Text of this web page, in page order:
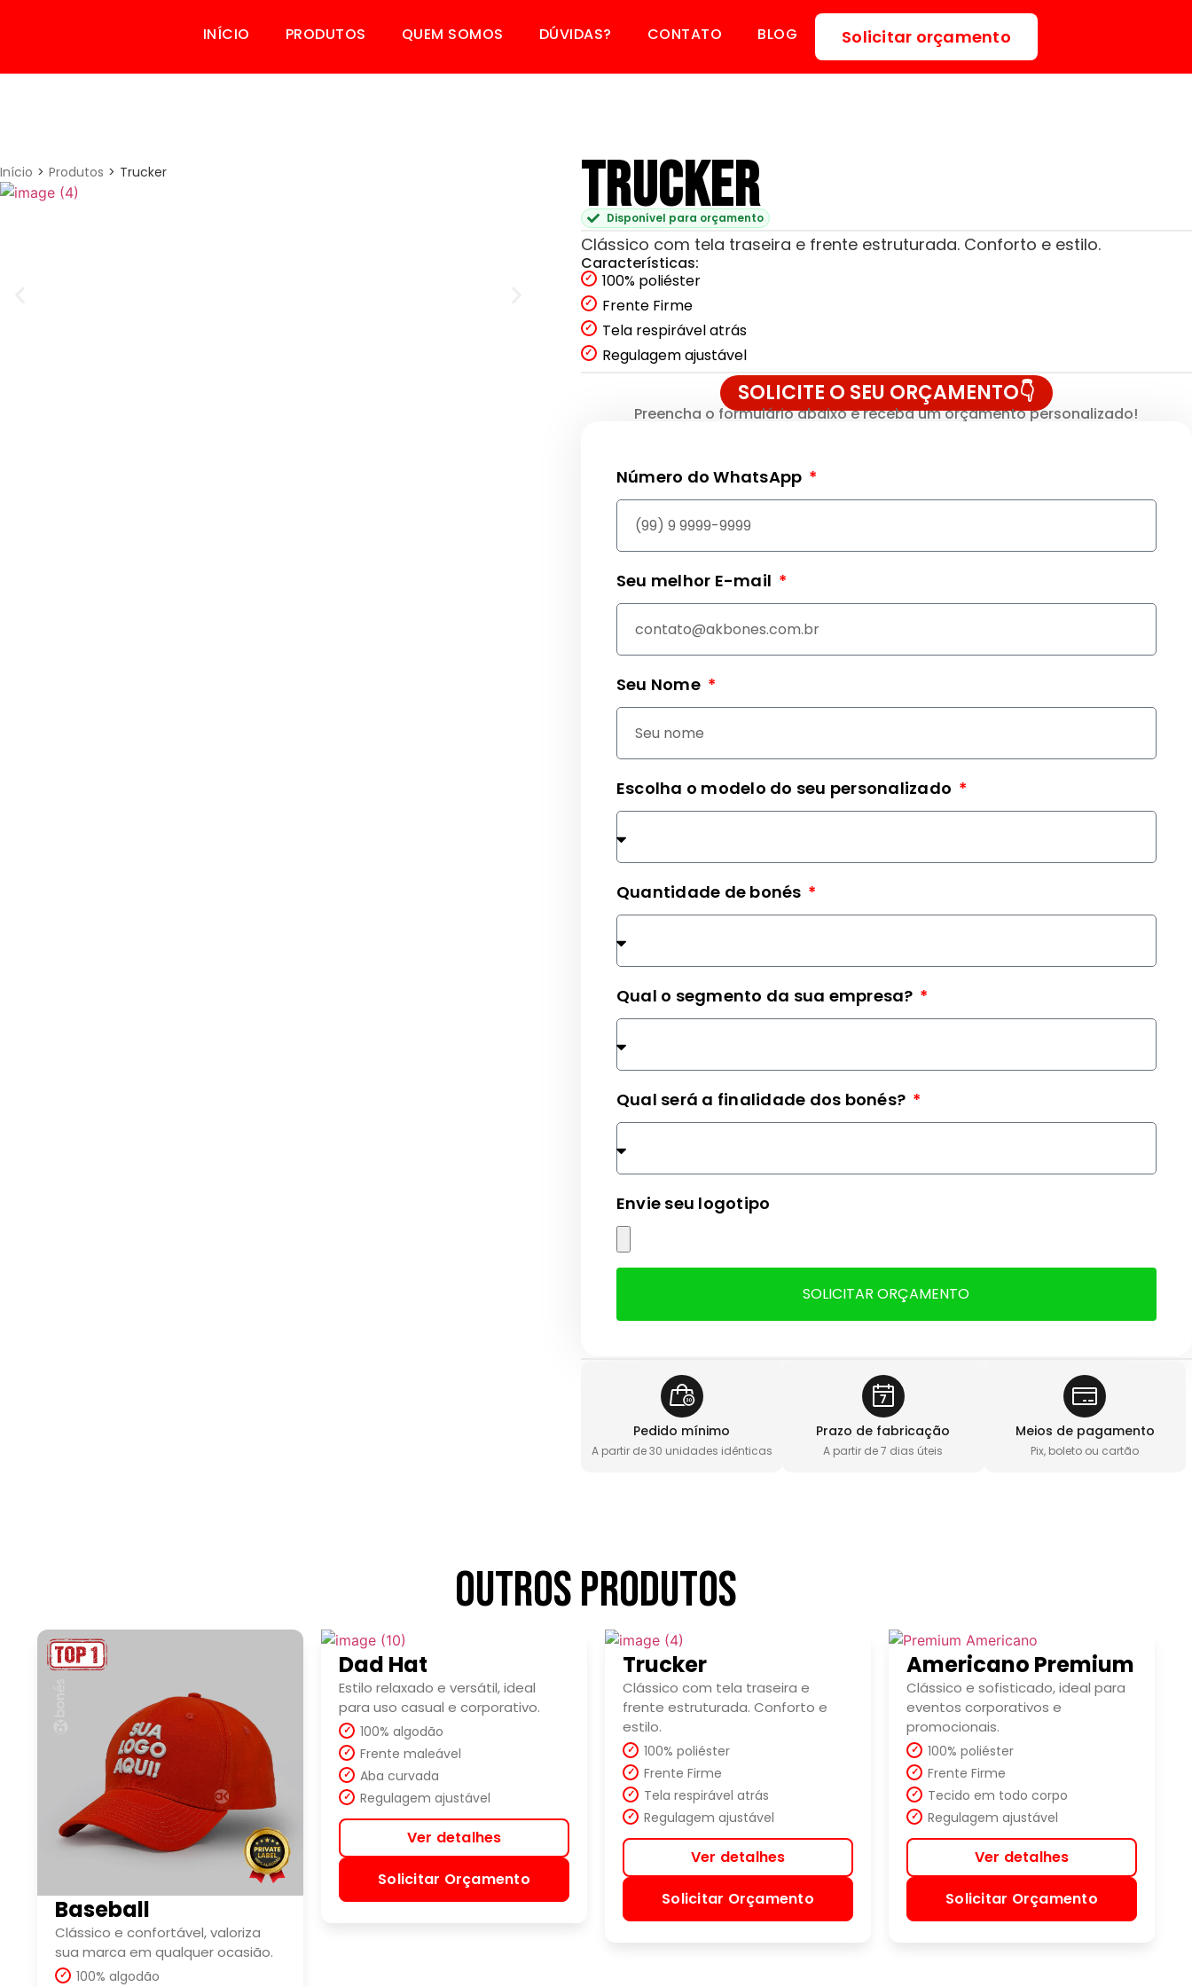
INÍCIO PRODUTOS QUEM SOMOS DÚVIDAS? CONTATO BLOG Solicitar orçamento
Início > Produtos > Trucker Trucker
Disponível para orçamento
Clássico com tela traseira e frente estruturada. Conforto e estilo.
Características:
100% poliéster
Frente Firme
Tela respirável atrás
Regulagem ajustável
SOLICITE O SEU ORÇAMENTO👇
Preencha o formulário abaixo e receba um orçamento personalizado!
Número do WhatsApp
Seu melhor E-mail
Seu Nome
Escolha o modelo do seu personalizado
Quantidade de bonés
Qual o segmento da sua empresa?
Qual será a finalidade dos bonés?
Envie seu logotipo
SOLICITAR ORÇAMENTO
Pedido mínimo
A partir de 30 unidades idênticas
Prazo de fabricação
A partir de 7 dias úteis
Meios de pagamento
Pix, boleto ou cartão
Outros produtos
Baseball
Clássico e confortável, valoriza
sua marca em qualquer ocasião.
100% algodão
Dad Hat
Estilo relaxado e versátil, ideal
para uso casual e corporativo.
100% algodão
Frente maleável
Aba curvada
Regulagem ajustável
Ver detalhes
Solicitar Orçamento
Trucker
Clássico com tela traseira e
frente estruturada. Conforto e
estilo.
100% poliéster
Frente Firme
Tela respirável atrás
Regulagem ajustável
Ver detalhes
Solicitar Orçamento
Americano Premium
Clássico e sofisticado, ideal para
eventos corporativos e
promocionais.
100% poliéster
Frente Firme
Tecido em todo corpo
Regulagem ajustável
Ver detalhes
Solicitar Orçamento